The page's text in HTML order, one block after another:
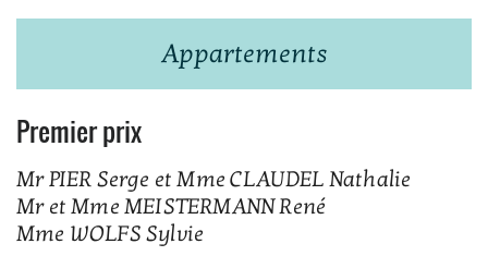
Appartements
Premier prix
Mr PIER Serge et Mme CLAUDEL Nathalie
Mr et Mme MEISTERMANN René
Mme WOLFS Sylvie